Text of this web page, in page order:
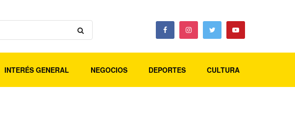
INTERÉS GENERAL NEGOCIOS DEPORTES CULTURA